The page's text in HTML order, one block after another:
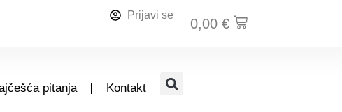
Prijavi se
0,00€
pitanja Kontakt